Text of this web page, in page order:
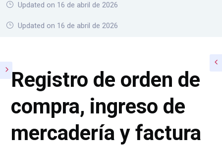
Updated on 16 de abril de 2026
Home
Updated on 16 de abril de 2026
Registro de orden de
compra, ingreso de
mercadería y factura